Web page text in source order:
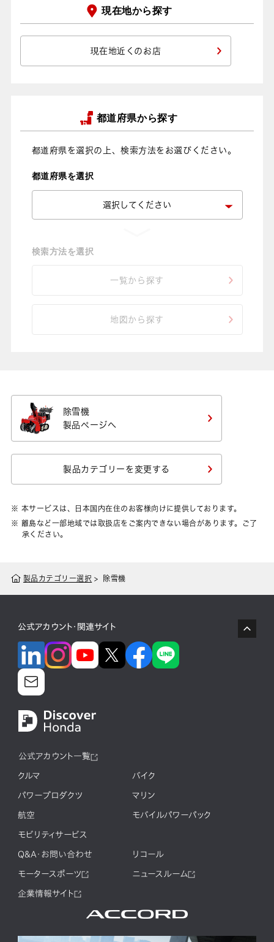
現在地から探す
現在地近くのお店
都道府県から探す
都道府県を選択の上、検索方法をお選びください。
都道府県を選択
検索方法を選択
一覧から探す
地図から探す
除雪機
製品ページへ
製品カテゴリーを変更する
※ 本サービスは、日本国内在住のお客様向けに提供しております。
※ 離島など一部地域では取扱店をご案内できない場合があります。ご了
承ください。
製品カテゴリー選択 除雪機
公式アカウント・関連サイト
公式アカウント一覧
クルマ バイク
パワープロダクツ マリン
航空 モバイルパワーパック
モビリティサービス
Q&A・お問い合わせ リコール
モータースポーツ ニュースルーム
企業情報サイト